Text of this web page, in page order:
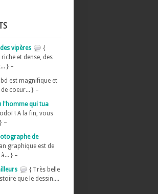
vipères
{
et dense, des
} –
est magnifique et
coeur... } –
l'homme qui tua
! A la fin, vous
–
de
graphique est de
} –
{ Très belle
que le dessin....